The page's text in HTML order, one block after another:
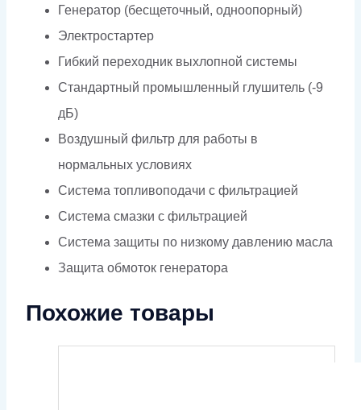
Генератор (бесщеточный, одноопорный)
Электростартер
Гибкий переходник выхлопной системы
Стандартный промышленный глушитель (-9
дБ)
Воздушный фильтр для работы в
нормальных условиях
Система топливоподачи с фильтрацией
Система смазки с фильтрацией
Система защиты по низкому давлению масла
Защита обмоток генератора
Похожие товары